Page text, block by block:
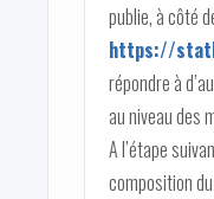
publie, à côté
https://
répondre à
au niveau des
A l’étape
composition